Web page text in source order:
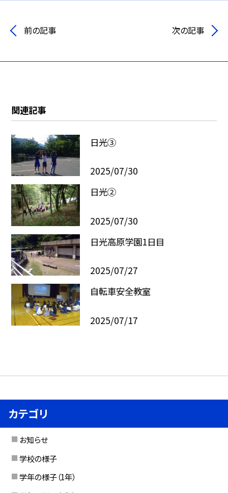
前の記事 次の記事
関連記事
日光③
2025/07/30
日光②
2025/07/30
日光高原学園1日目
2025/07/27
自転車安全教室
2025/07/17
カテゴリ
お知らせ
学校の様子
学年の様子（1年）